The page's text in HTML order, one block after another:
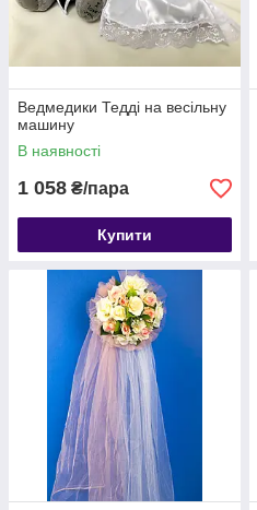
Ведмедики Тедді на весільну
машину
В наявності
1 058 ₴/пара
Купити